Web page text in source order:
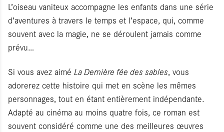
L’oiseau vaniteux accompagne les enfants dans une série
d’aventures à travers le temps et l’espace, qui, comme
souvent avec la magie, ne se déroulent jamais comme
prévu…
Si vous avez aimé La Dernière fée des sables, vous
adorerez cette histoire qui met en scène les mêmes
personnages, tout en étant entièrement indépendante.
Adapté au cinéma au moins quatre fois, ce roman est
souvent considéré comme une des meilleures œuvres